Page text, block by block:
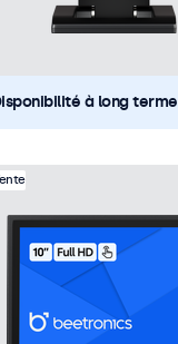
à long terme